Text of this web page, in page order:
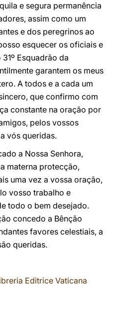
e segura permanência
assim como um
e dos peregrinos ao
esquecer os oficiais e
Esquadrão da
garantem os meus
A todos e a cada um
que confirmo com
constante na oração por
pelos vossos
vós queridas.
a Nossa Senhora,
materna protecção,
uma vez a vossa oração,
vosso trabalho e
todo o bem desejado.
concedo a Bênção
favores celestiais, a
queridas.
Editrice Vaticana